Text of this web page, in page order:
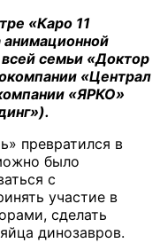
«Каро 11
анимационной
семьи «Доктор
«Централ
«ЯРКО»
превратился в
было
с
участие в
сделать
динозавров.